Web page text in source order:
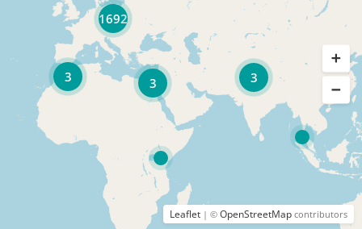
3
3
3
1692
Leaflet | © OpenStreetMap contributors